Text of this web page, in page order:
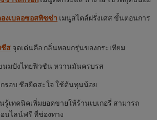
งเบลอซอสพิซซ่า เมนูสไตล์ฝรั่งเศส ขั้นตอนการ
ชีส จุดเด่นคือ กลิ่นหอมกรุ่นของกระเทียม
นมปังไทยฟิวชัน หวานมันครบรส
รอบ ชีสยืดสะใจ ใช้ต้นทุนน้อย
รู้เทคนิคเพิ่มยอดขายให้ร้านเบเกอรี่ สามารถ
นไลน์ฟรี ที่ช่องทาง
cookies (and similar techniques) to improve your